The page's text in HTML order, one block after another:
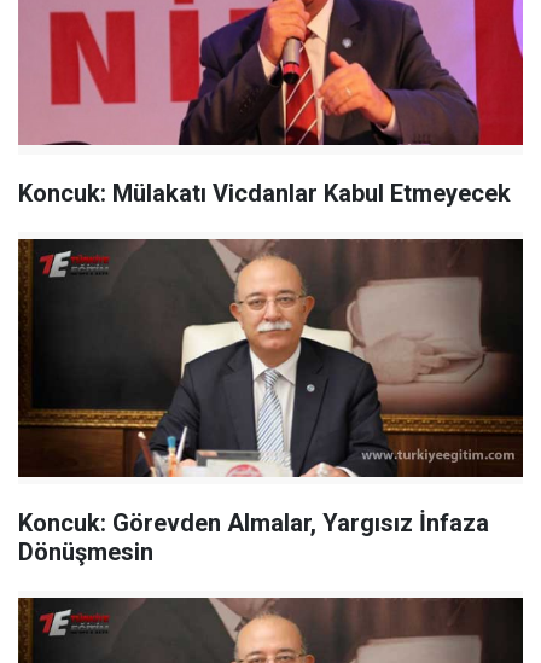
Koncuk: Mülakatı Vicdanlar Kabul Etmeyecek
Koncuk: Görevden Almalar, Yargısız İnfaza
Dönüşmesin